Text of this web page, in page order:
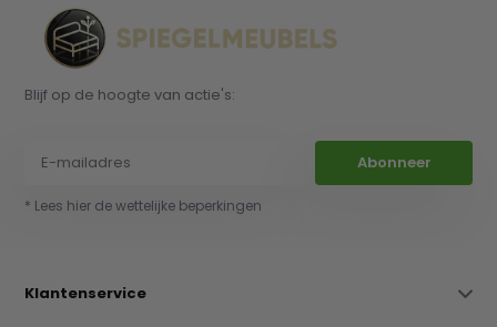
Blijf op de hoogte van actie's:
Abonneer
* Lees hier de wettelijke beperkingen
Klantenservice